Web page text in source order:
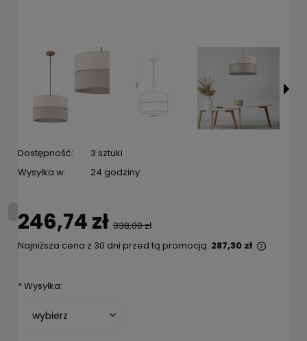
Dostępność:
3 sztuki
Wysyłka w:
24 godziny
246,74 zł 338,00 zł
Najniższa cena z 30 dni przed tą promocją: 287,30 zł
*Wysyłka: